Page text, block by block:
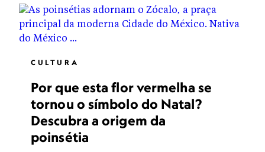
CULTURA
Por que esta flor vermelha se
tornou o símbolo do Natal?
Descubra a origem da
poinsétia